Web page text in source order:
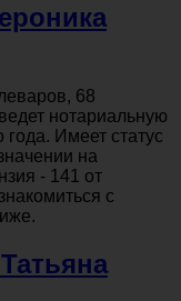
68
нотариальную
Имеет статус
на
- 141 от
с